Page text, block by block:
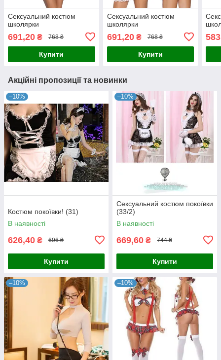
Сексуальний костюм
школярки
691,20 ₴ 768 ₴
Купити
Сексуальний костюм
школярки
691,20₴ 768 ₴
Купити
Акційні пропозиції та новинки
–10%
Костюм покоївки! (31)
В наявності
626,40 ₴ 696 ₴
Купити
–10%
Сексуальний костюм покоївки
(33/2)
В наявності
669,60 ₴ 744 ₴
Купити
–10% –10%